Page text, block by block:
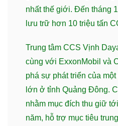
nhất thế giới. Đến tháng
lưu trữ hơn 10 triệu tấn
Trung tâm CCS Vịnh
cùng với ExxonMobil và
phá sự phát triển của
lớn ở tỉnh Quảng Đông.
nhằm mục đích thu giữ
năm, hỗ trợ mục tiêu